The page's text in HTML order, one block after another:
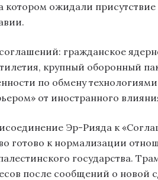
котором ожидали
гражданское
крупный оборонный
по обмену
от иностранного
Эр-Рияда к
готово к нормализации
государства.
после сообщений о новой